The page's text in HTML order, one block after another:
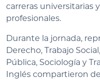
carreras universitarias
profesionales.
Durante la jornada,
Derecho, Trabajo
Pública, Sociología y
Inglés compartieron